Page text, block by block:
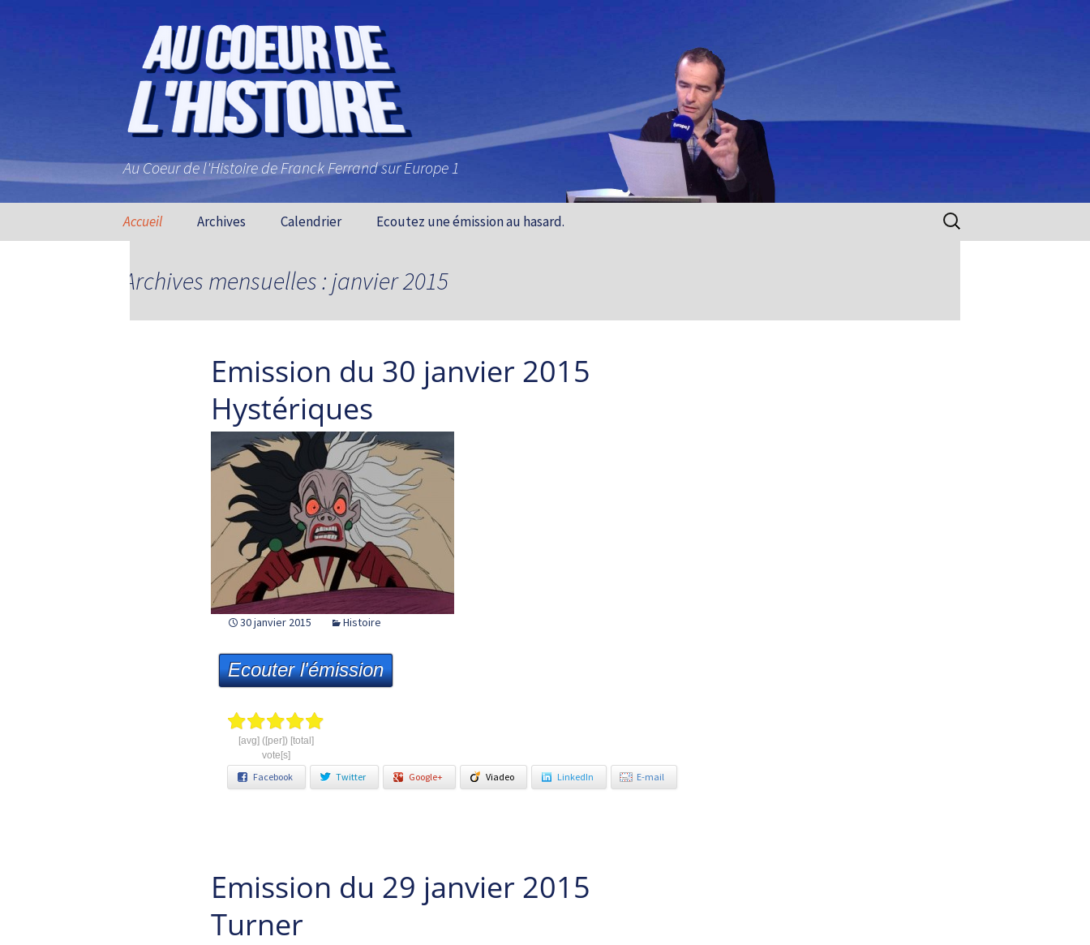
Au Coeur de l'Histoire de Franck Ferrand sur Europe 1
Aller au contenu principal
Accueil Archives Calendrier Ecoutez une émission au hasard. Rechercher :
Archives mensuelles : janvier 2015
Emission du 30 janvier 2015
Hystériques
30 janvier 2015 Histoire
Ecouter l'émission
[avg] ([per]) [total]
vote[s]
Facebook Twitter Google+ Viadeo LinkedIn E-mail
Emission du 29 janvier 2015
Turner